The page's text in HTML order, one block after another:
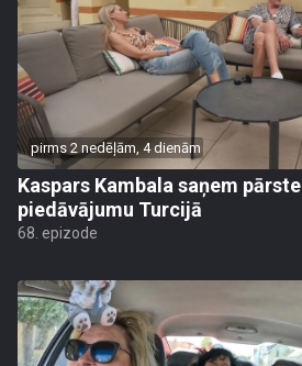
pirms 2 nedēļām, 4 dienām
Kaspars Kambala saņem
piedāvājumu Turcijā
68. epizode